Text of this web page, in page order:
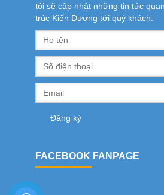
tôi sẽ cập nhật những tin tức
trúc Kiến Dương tới quý khách.
FACEBOOK FANPAGE